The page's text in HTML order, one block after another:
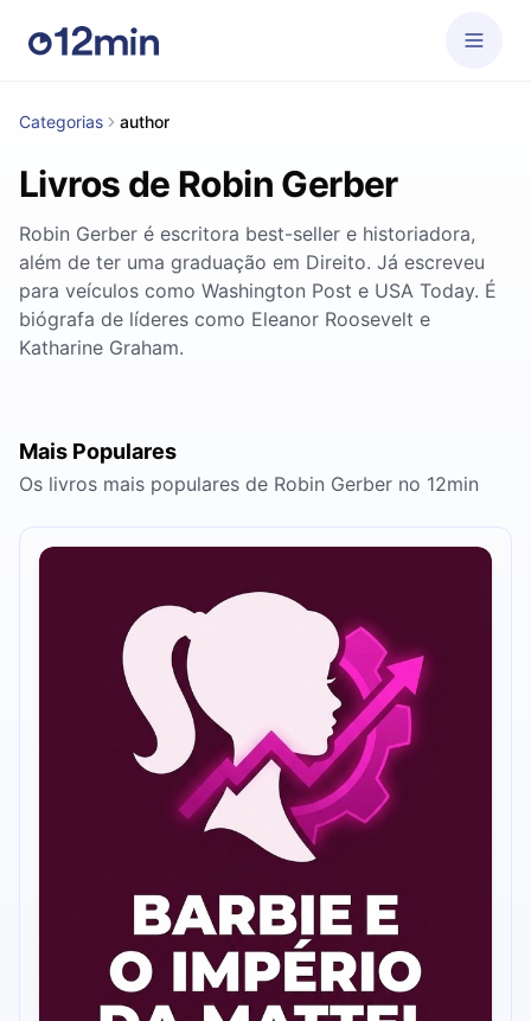
Categorias author
Livros de Robin Gerber
Robin Gerber é escritora best-seller e historiadora,
além de ter uma graduação em Direito. Já escreveu
para veículos como Washington Post e USA Today. É
biógrafa de líderes como Eleanor Roosevelt e
Katharine Graham.
Mais Populares
Os livros mais populares de Robin Gerber no 12min